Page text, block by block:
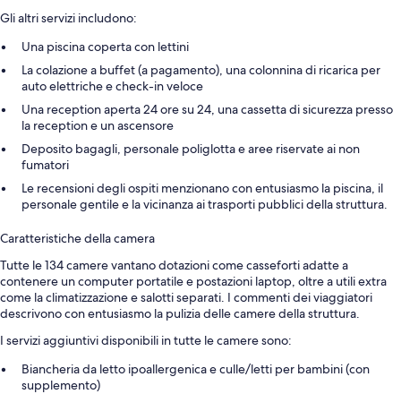
Gli altri servizi includono:
Una piscina coperta con lettini
La colazione a buffet (a pagamento), una colonnina di ricarica per
auto elettriche e check-in veloce
Una reception aperta 24 ore su 24, una cassetta di sicurezza presso
la reception e un ascensore
Deposito bagagli, personale poliglotta e aree riservate ai non
fumatori
Le recensioni degli ospiti menzionano con entusiasmo la piscina, il
personale gentile e la vicinanza ai trasporti pubblici della struttura.
Caratteristiche della camera
Tutte le 134 camere vantano dotazioni come casseforti adatte a
contenere un computer portatile e postazioni laptop, oltre a utili extra
come la climatizzazione e salotti separati. I commenti dei viaggiatori
descrivono con entusiasmo la pulizia delle camere della struttura.
I servizi aggiuntivi disponibili in tutte le camere sono:
Biancheria da letto ipoallergenica e culle/letti per bambini (con
supplemento)